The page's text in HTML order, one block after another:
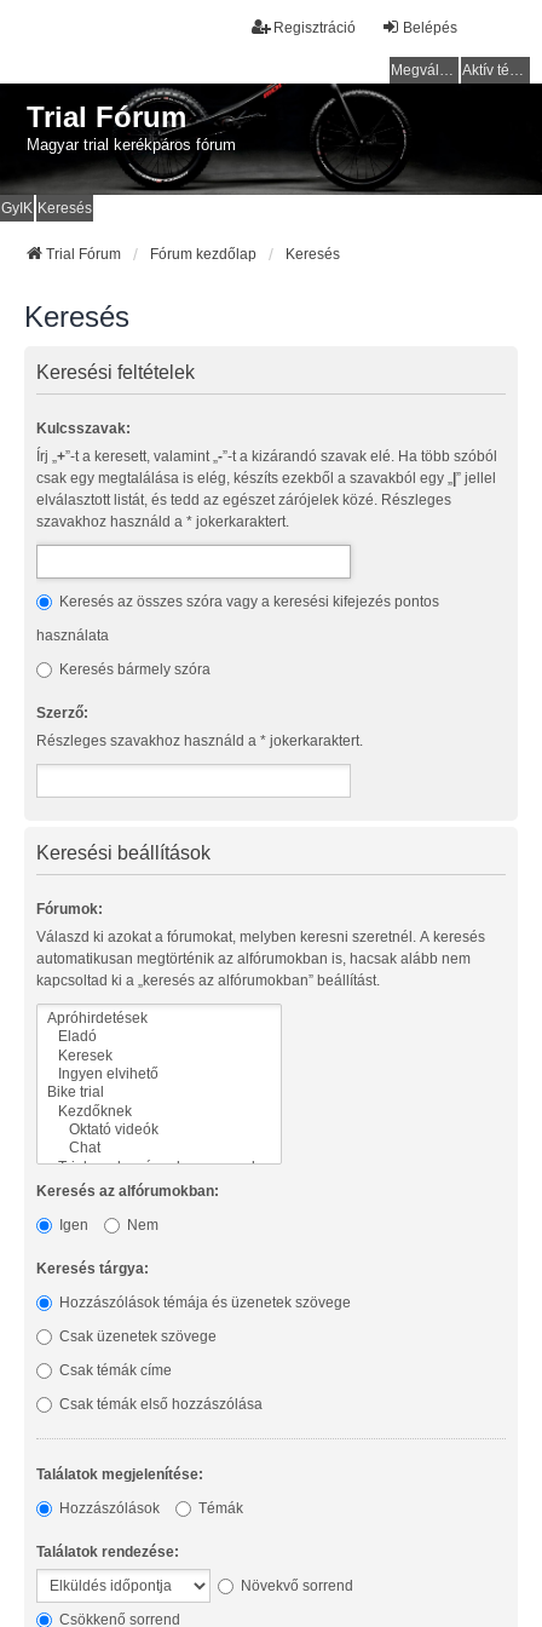
Belépés
Regisztráció
Megválaszolatlan témák Aktív témák
Trial Fórum
Magyar trial kerékpáros fórum
GyIK Keresés
Trial Fórum Fórum kezdőlap Keresés
Keresés
Keresési feltételek
Kulcsszavak:
Írj „ +”-t a keresett, valamint „ -”-t a kizárandó szavak elé. Ha több szóból
csak egy megtalálása is elég, készíts ezekből a szavakból egy „ |” jellel
elválasztott listát, és tedd az egészet zárójelek közé. Részleges
szavakhoz használd a * jokerkaraktert.
Keresés az összes szóra vagy a keresési kifejezés pontos
használata
Keresés bármely szóra
Szerző:
Részleges szavakhoz használd a * jokerkaraktert.
Keresési beállítások
Fórumok:
Válaszd ki azokat a fórumokat, melyben keresni szeretnél. A keresés
automatikusan megtörténik az alfórumokban is, hacsak alább nem
kapcsoltad ki a „keresés az alfórumokban” beállítást.
Keresés az alfórumokban:
Igen
Nem
Keresés tárgya:
Hozzászólások témája és üzenetek szövege
Csak üzenetek szövege
Csak témák címe
Csak témák első hozzászólása
Találatok megjelenítése:
Hozzászólások
Témák
Találatok rendezése:
Növekvő sorrend
Csökkenő sorrend